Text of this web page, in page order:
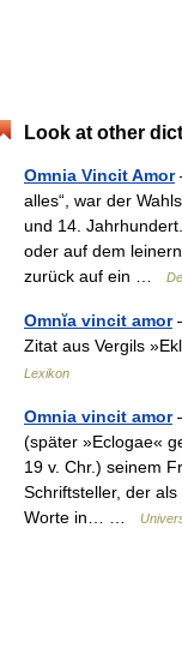
Look at other
Omnia Vincit Amor
alles“, war der
und 14.
oder auf dem
zurück auf ein …
Omnĭa vincit amor
Zitat aus Vergils
Lexikon
Omnia vincit amor
(später »Eclogae«
19 v. Chr.) seinem
Schriftsteller, der
Worte in… …